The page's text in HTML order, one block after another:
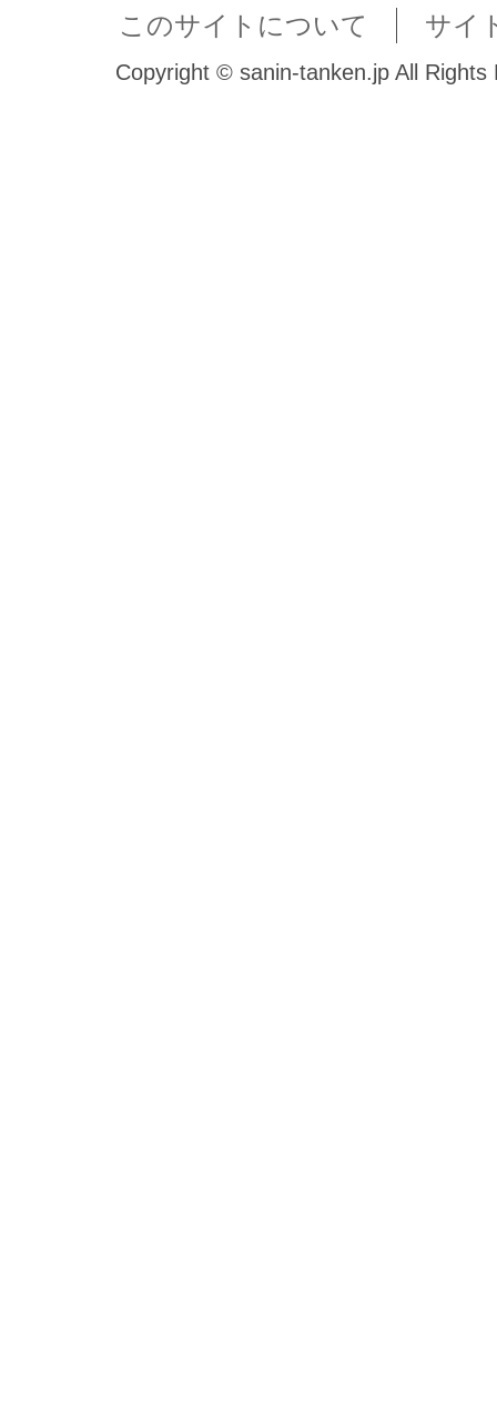
このサイトについて サイ
Copyright © sanin-tanken.jp All Rights